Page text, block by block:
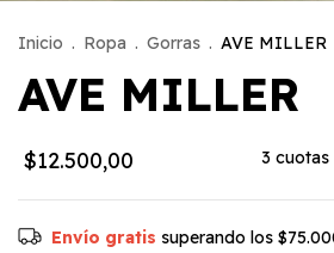
Inicio . Ropa . Gorras . AVE MILLER
AVE MILLER
$12.500,00 3 cuotas
Envío gratis superando los